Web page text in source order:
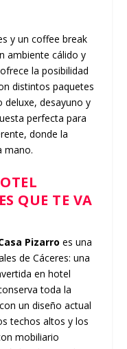
y un coffee break
ambiente cálido y
la posibilidad
distintos paquetes
deluxe, desayuno y
perfecta para
donde la
mano.
QUE TE VA
Pizarro es una
de Cáceres: una
en hotel
toda la
un diseño actual
techos altos y los
mobiliario